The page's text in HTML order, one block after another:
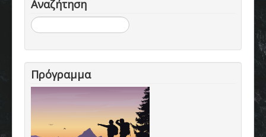
Αναζήτηση
Αναζήτηση...
Πρόγραμμα